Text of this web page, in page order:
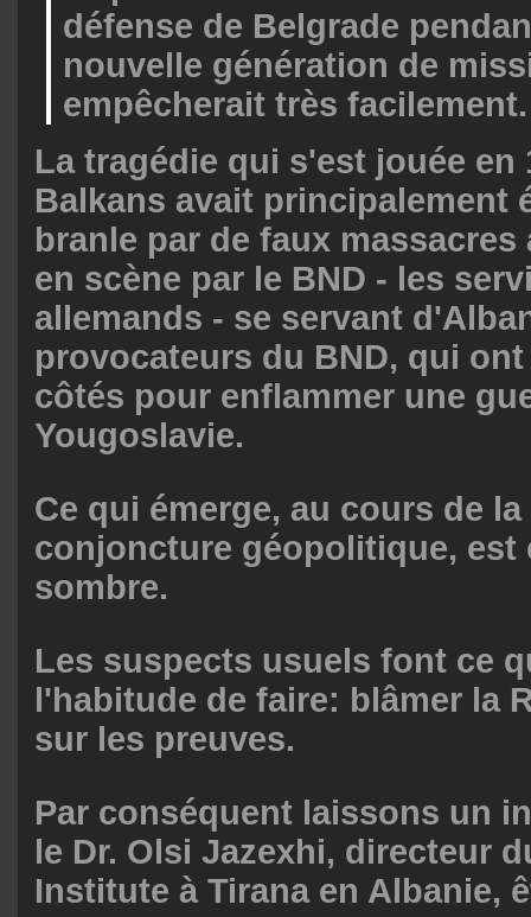
défense de Belgrade
nouvelle génération de
empêcherait très facilement.
La tragédie qui s'est jouée en
Balkans avait principalement
branle par de faux
en scène par le BND - les
allemands - se servant
provocateurs du BND, qui
côtés pour enflammer une
Yougoslavie.
Ce qui émerge, au cours de
conjoncture géopolitique, est
sombre.
Les suspects usuels font ce
l'habitude de faire: blâmer la
sur les preuves.
Par conséquent laissons un
le Dr. Olsi Jazexhi, directeur
Institute à Tirana en Albanie,